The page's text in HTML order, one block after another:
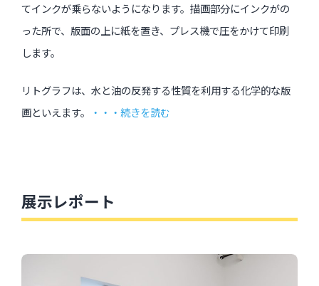
てインクが乗らないようになります。描画部分にインクがの
った所で、版面の上に紙を置き、プレス機で圧をかけて印刷
します。
リトグラフは、水と油の反発する性質を利用する化学的な版
画といえます。
・・・続きを読む
展示レポート